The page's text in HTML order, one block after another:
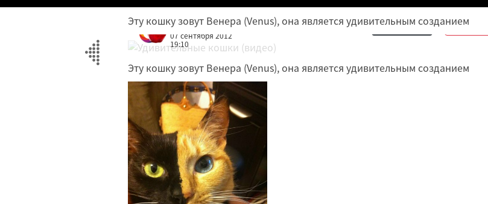
Эту кошку зовут Венера (Venus), она является удивительным созданием
Редакция
07 сентября 2012
19:10
Нравится
Обсудить15
Эту кошку зовут Венера (Venus), она является удивительным созданием